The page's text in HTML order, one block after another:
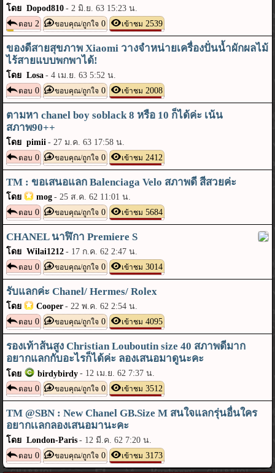
โดย Dopod810 -2 มิ.ย. 63 15:23 น.
ตอบ 2 ขอบคุณ/ถูกใจ 0 เข้าชม 2539
ของดีสายสุขภาพ Xiaomi วางจำหน่ายเครื่องปั่นน้ำผักผลไม้
ไร้สายแบบพกพาได้!
โดย Losa -4 เม.ย. 63 5:52 น.
ตอบ 0 ขอบคุณ/ถูกใจ 0 เข้าชม 2008
ตามหา chanel boy soblack 8 หรือ 10 ก็ได้ค่ะ เน้น
สภาพ90++
โดย pimii -27 ม.ค. 63 17:58 น.
ตอบ 0 ขอบคุณ/ถูกใจ 0 เข้าชม 2412
TM : ขอเสนอแลก Balenciaga Velo สภาพดี สีสวยค่ะ
โดย mog -25 ส.ค. 62 11:01 น.
ตอบ 0 ขอบคุณ/ถูกใจ 0 เข้าชม 5684
CHANEL นาฬิกา Premiere S
โดย Wilai1212 - 17 ก.ค. 62 2:47 น.
ตอบ 0 ขอบคุณ/ถูกใจ 0 เข้าชม 3014
รับแลกค่ะ Chanel/ Hermes/ Rolex
โดย Cooper -22 พ.ค. 62 2:54 น.
ตอบ 0 ขอบคุณ/ถูกใจ 0 เข้าชม 4095
รองเท้าส้นสูง Christian Louboutin size 40 สภาพดีมาก
อยากแลกกับอะไรก็ได้ค่ะ ลองเสนอมาดูนะคะ
โดย birdybirdy - 12 เม.ย. 62 7:37 น.
ตอบ 0 ขอบคุณ/ถูกใจ 0 เข้าชม 3512
TM @SBN : New Chanel GB.Size M สนใจแลกรุ่นอื่นใคร
อยากเเลกลองเสนอมานะคะ
โดย London-Paris - 12 มี.ค. 62 7:20 น.
ตอบ 0 ขอบคุณ/ถูกใจ 0 เข้าชม 3173